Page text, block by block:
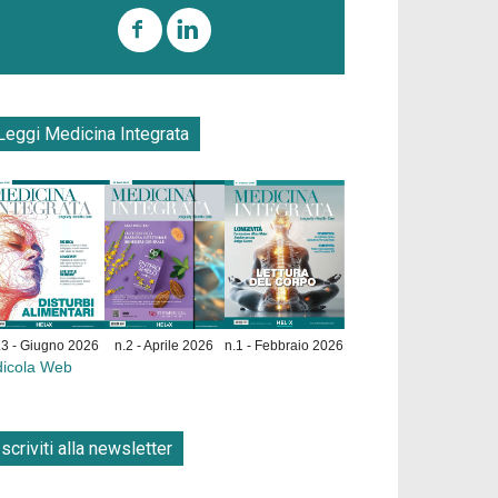
Medicina Integrata
- Giugno 2026 n.2 - Aprile 2026 n.1 - Febbraio 2026
Web
alla newsletter